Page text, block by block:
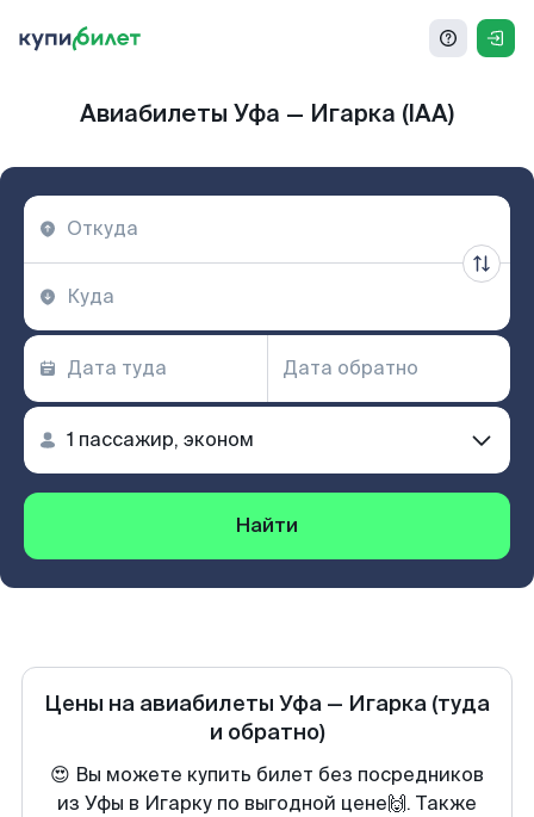
Авиабилеты Уфа — Игарка (IAA)
Найти
Цены на авиабилеты Уфа — Игарка (туда
и обратно)
😍 Вы можете купить билет без посредников
из Уфы в Игарку по выгодной цене🙌. Также